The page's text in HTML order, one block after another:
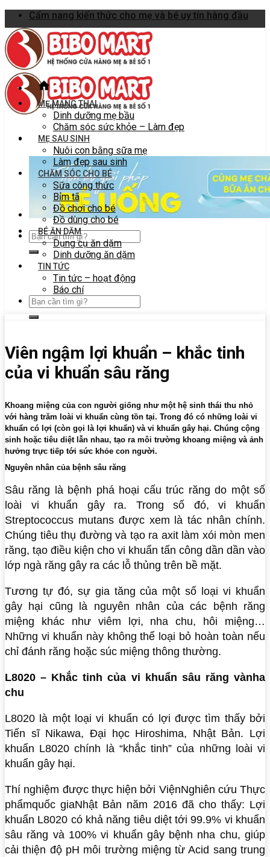
Skip
to
content
Cẩm nang kiến thức cho mẹ và bé uy tín hàng đầu
MẸ MANG THAI
Dinh dưỡng mẹ bầu
Chăm sóc sức khỏe – Làm đẹp
MẸ SAU SINH
Nuôi con bằng sữa mẹ
Làm đẹp sau sinh
CHĂM SÓC CHO BÉ
Sữa công thức
Bỉm tã
Đồ chơi cho bé
Đồ dùng cho bé
BÉ ĂN DẶM
Dụng cụ ăn dặm
Dinh dưỡng ăn dặm
TIN TỨC
Tin tức – hoạt động
Báo chí
Viên ngậm lợi khuẩn – khắc tinh
của vi khuẩn sâu răng
Khoang miệng của con người giống như một hệ sinh thái thu nhỏ
với hàng trăm loài vi khuẩn cùng tồn tại. Trong đó có những loài vi
khuẩn có lợi (còn gọi là lợi khuẩn) và vi khuẩn gây hại. Chúng cộng
sinh hoặc tiêu diệt lẫn nhau, tạo ra môi trường khoang miệng và ảnh
hưởng trực tiếp tới sức khỏe con người.
Nguyên nhân của bệnh sâu răng
Sâu răng là bệnh phá hoại cấu trúc răng do một số
loài vi khuẩn gây ra. Trong số đó, vi khuẩn
Streptococcus mutans được xem là tác nhân chính.
Chúng tiêu thụ đường và tạo ra axit làm xói mòn men
răng, tạo điều kiện cho vi khuẩn tấn công dần dần vào
lớp ngà răng gây ra các lỗ thủng trên bề mặt.
Tương tự đó, sự gia tăng của một số loại vi khuẩn
gây hại cũng là nguyên nhân của các bệnh răng
miệng khác như viêm lợi, nha chu, hôi miệng…
Những vi khuẩn này không thể loại bỏ hoàn toàn nếu
chỉ đánh răng hoặc súc miệng thông thường.
L8020 – Khắc tinh của vi khuẩn sâu răng vànha
chu
L8020 là một loại vi khuẩn có lợi được tìm thấy bởi
Tiến sĩ Nikawa, Đại học Hiroshima, Nhật Bản. Lợi
khuẩn L8020 chính là “khắc tinh” của những loài vi
khuẩn gây hại.
Thí nghiệm được thực hiện bởi ViệnNghiên cứu Thực
phẩmquốc giaNhật Bản năm 2016 đã cho thấy: Lợi
khuẩn L8020 có khả năng tiêu diệt tới 99.9% vi khuẩn
sâu răng và 100% vi khuẩn gây bệnh nha chu, giúp
cải thiện độ pH môi trường miệng từ Acid sang trung